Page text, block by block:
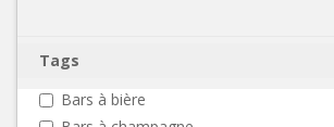
Tags
Bars à bière